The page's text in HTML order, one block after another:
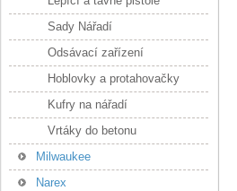
Sady Nářadí
Odsávací zařízení
Hoblovky a protahovačky
Kufry na nářadí
Vrtáky do betonu
Milwaukee
Narex